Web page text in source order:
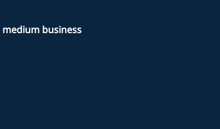
medium business